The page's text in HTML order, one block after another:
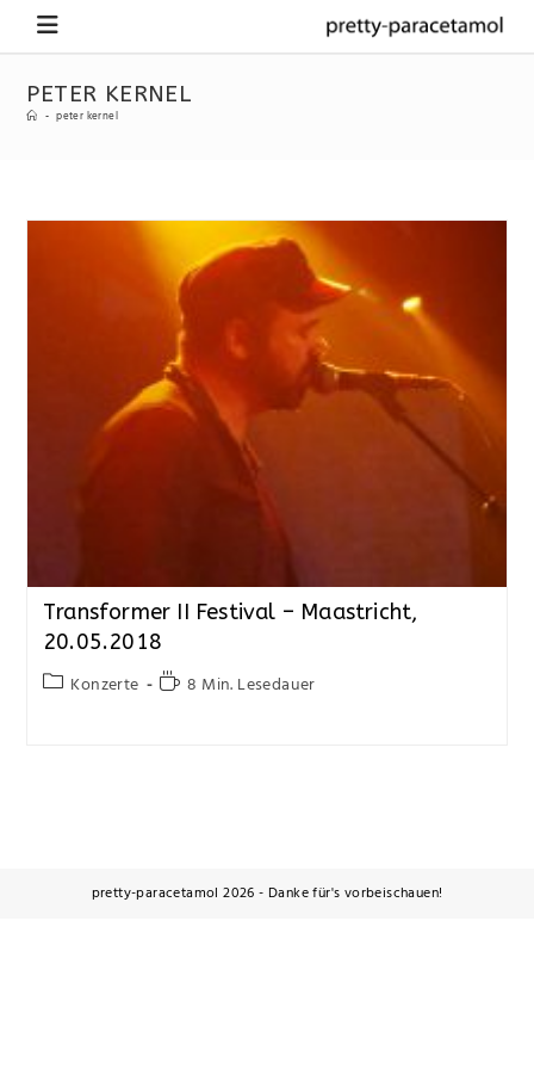
PETER KERNEL
- peter kernel
Transformer II Festival – Maastricht,
20.05.2018
Konzerte 8 Min. Lesedauer
pretty-paracetamol 2026 - Danke für's vorbeischauen!